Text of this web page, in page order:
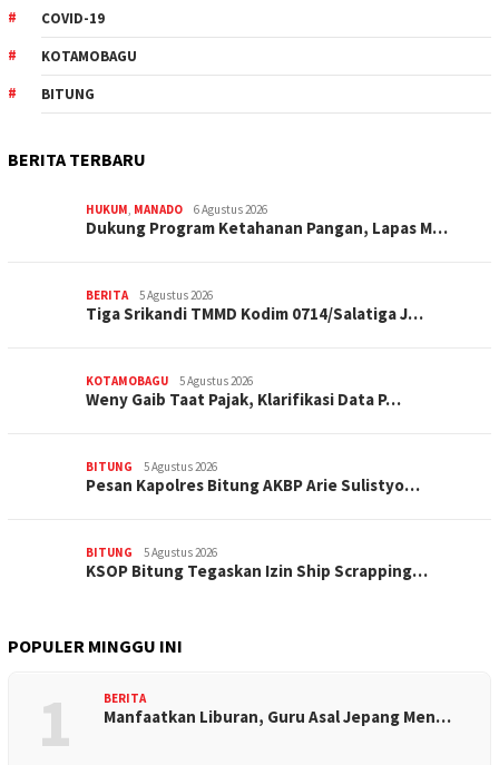
COVID-19
KOTAMOBAGU
BITUNG
BERITA TERBARU
HUKUM MANADO 6 Agustus 2026
Dukung Program Ketahanan Pangan, Lapas M…
BERITA 5 Agustus 2026
Tiga Srikandi TMMD Kodim 0714/Salatiga J…
KOTAMOBAGU 5 Agustus 2026
Weny Gaib Taat Pajak, Klarifikasi Data P…
BITUNG 5 Agustus 2026
Pesan Kapolres Bitung AKBP Arie Sulistyo…
BITUNG 5 Agustus 2026
KSOP Bitung Tegaskan Izin Ship Scrapping…
POPULER MINGGU INI
1 BERITA
Manfaatkan Liburan, Guru Asal Jepang Men…